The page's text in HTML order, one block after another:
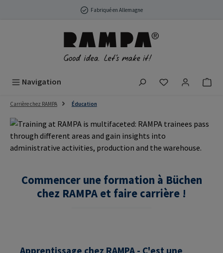
Passer au contenu principalFabriqué en Allemagne
Navigation Vous avez 0
Carrière chez RAMPA Éducation
Commencer une formation à Büchen
chez RAMPA et faire carrière !
Apprentissage chez RAMPA - C'est une